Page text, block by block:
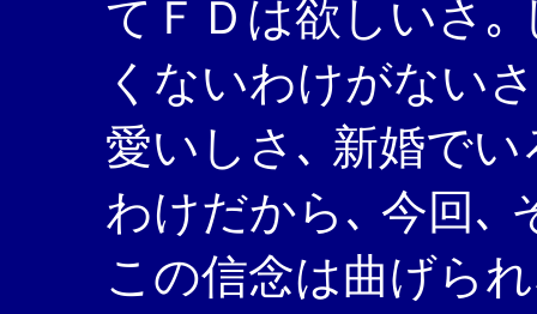
てＦＤは欲しいさ｡
くないわけがない
愛いしさ､ 新婚で
わけだから､ 今回､
この信念は曲げら